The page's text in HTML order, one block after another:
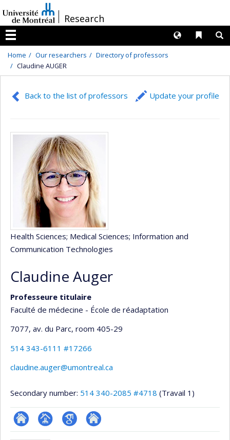
au
contenu
/Research
Menu
Liens
Langues
Home Our researchers
Directory of professors
Claudine AUGER
Back to the list of professors Update your profile
Health Sciences; Medical Sciences; Information and
Communication Technologies
Claudine Auger
Professeure titulaire
Faculté de médecine - École de réadaptation
7077, av. du Parc, room 405-29
514 343-6111 #17266
claudine.auger@umontreal.ca
Secondary number: 514 340-2085 #4718 (Travail 1)
ResearchGate
Page GoogleAutre